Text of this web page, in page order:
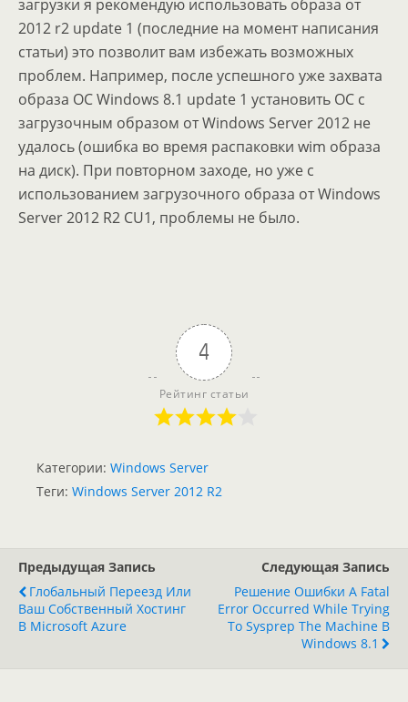
загрузки я рекомендую использовать образа от
2012 r2 update 1 (последние на момент написания
статьи) это позволит вам избежать возможных
проблем. Например, после успешного уже захвата
образа ОС Windows 8.1 update 1 установить ОС с
загрузочным образом от Windows Server 2012 не
удалось (ошибка во время распаковки wim образа
на диск). При повторном заходе, но уже с
использованием загрузочного образа от Windows
Server 2012 R2 CU1, проблемы не было.
4
Рейтинг статьи
Категории: Windows Server
Теги: Windows Server 2012 R2
Предыдущая Запись
Глобальный Переезд Или
Ваш Собственный Хостинг
В Microsoft Azure
Следующая Запись
Решение Ошибки A Fatal
Error Occurred While Trying
To Sysprep The Machine В
Windows 8.1